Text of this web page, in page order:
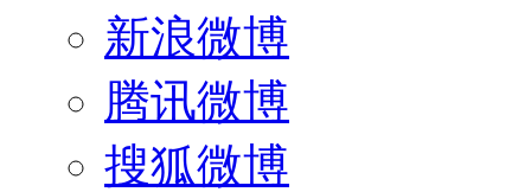
新浪微博
腾讯微博
搜狐微博